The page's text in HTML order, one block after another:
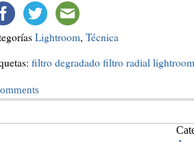
Lightroom, Técnica
filtro degradado filtro radial